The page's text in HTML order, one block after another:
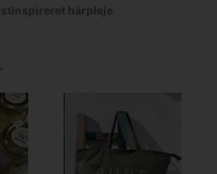
hårpleje